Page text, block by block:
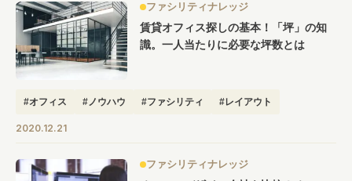
ファシリティナレッジ
賃貸オフィス探しの基本！「坪」の知
識。一人当たりに必要な坪数とは
#オフィス #ノウハウ #ファシリティ #レイアウト
2020.12.21
ファシリティナレッジ